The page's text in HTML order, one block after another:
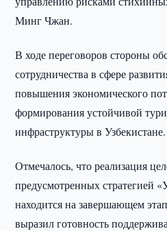
Минг Чжан.
В ходе переговоров стороны
сотрудничества в сфере
повышения экономического
формирования устойчивой
инфраструктуры в Узбекистане.
Отмечалось, что реализация
предусмотренных стратегией
находится на завершающем
выразил готовность